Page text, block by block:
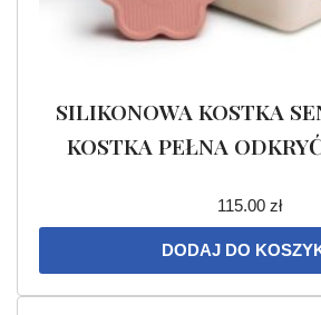
SILIKONOWA KOSTKA
KOSTKA PEŁNA
115.00 zł
DODAJ DO